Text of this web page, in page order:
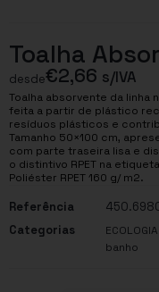
Toalha
desde€2,66 s/IVA
Toalha absorvente da linha
feita a partir de plástico
resíduos plásticos e
Tamanho 50×100 cm,
com parte traseira lisa e
o distintivo RPET na
Poliéster RPET 160 g/ m2.
Referência
Categorias
banho